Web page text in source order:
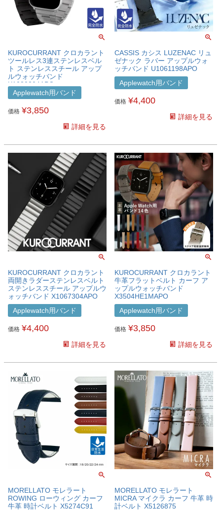
KUROCURRANT クロカラント
ツールレス3連ステンレスベル
ト ステンレススチール アップ
ルウォッチバンド
X1080304APO
Applewatch用バンド
価格 ¥3,850
詳細を見る
CASSIS カシス LUZENAC リュ
ゼナック ラバー アップルウォ
ッチバンド U1061198APO
Applewatch用バンド
価格 ¥4,400
詳細を見る
KUROCURRANT クロカラント
両開きラダーステンレスベルト
ステンレススチール アップルウ
ォッチバンド X1067304APO
Applewatch用バンド
価格 ¥4,400
詳細を見る
KUROCURRANT クロカラント
牛革フラットベルト カーフ ア
ップルウォッチバンド
X3504HE1MAPO
Applewatch用バンド
価格 ¥3,850
詳細を見る
MORELLATO モレラート
ROWING ローウィング カーフ
牛革 時計ベルト X5274C91
MORELLATO モレラート
MICRA マイクラ カーフ 牛革 時
計ベルト X5126875